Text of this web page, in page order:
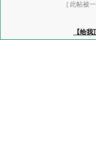
[ 此帖被
【给我